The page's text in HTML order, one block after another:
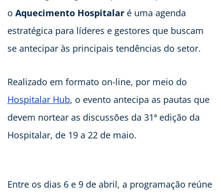
o Aquecimento Hospitalar é uma agenda
estratégica para líderes e gestores que buscam
se antecipar às principais tendências do setor.
Realizado em formato on-line, por meio do
Hospitalar Hub, o evento antecipa as pautas que
devem nortear as discussões da 31ª edição da
Hospitalar, de 19 a 22 de maio.
Entre os dias 6 e 9 de abril, a programação reúne